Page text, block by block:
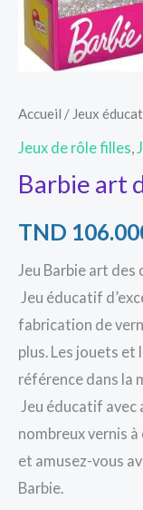
Accueil / Jeux
Jeux de rôle filles
Barbie art
TND
Jeu Barbie art des
Jeu éducatif
fabrication de
plus. Les jouets et
référence dans la
Jeu éducatif avec
nombreux vernis
et amusez-vous
Barbie.